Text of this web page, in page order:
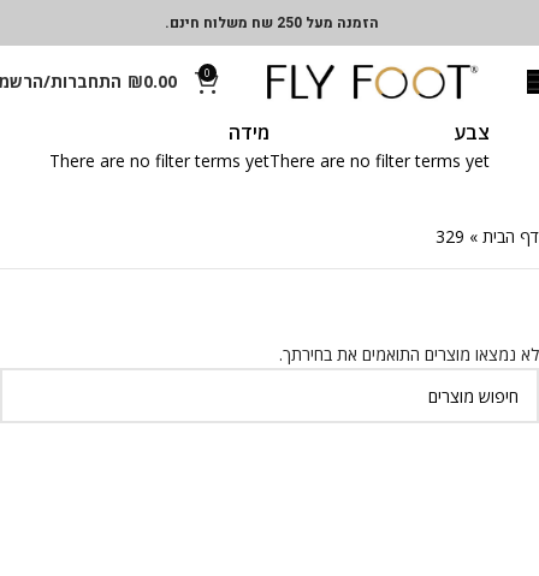
הזמנה מעל 250 שח משלוח חינם.
0
₪0.00 התחברות/
צבע
There are no filter terms yet
מידה
There are no filter terms yet
דף הבית »
329
לא נמצאו מוצרים התואמים את בחירתך.